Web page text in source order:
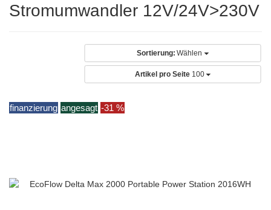
Stromumwandler 12V/24V>230V
Sortierung: Wählen
Artikel pro Seite 100
finanzierung angesagt -31 %